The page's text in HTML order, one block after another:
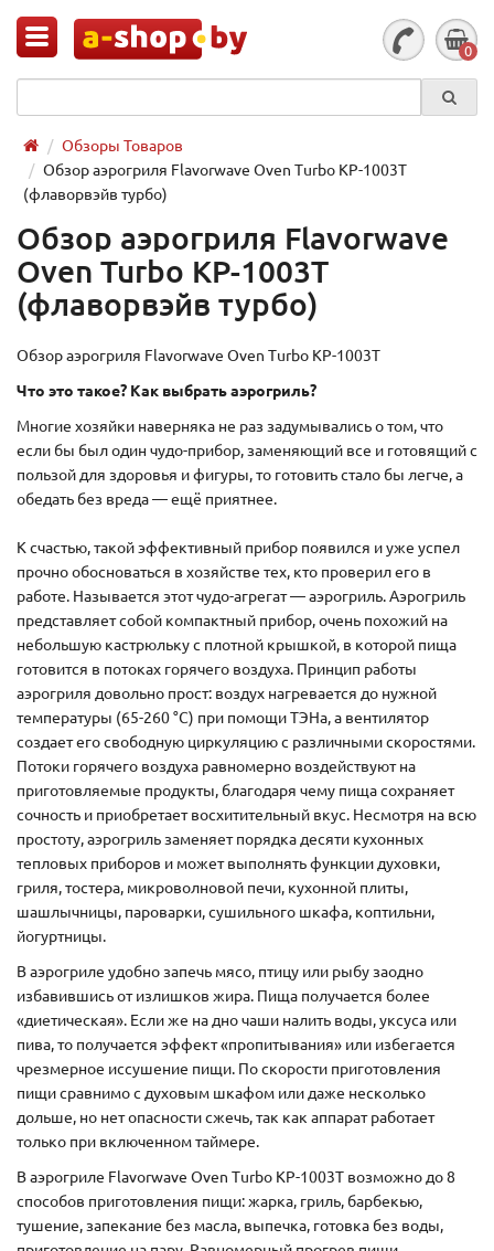
0
Обзоры Товаров
Обзор аэрогриля Flavorwave Oven Turbo KP-1003T
(флаворвэйв турбо)
Обзор аэрогриля Flavorwave
Oven Turbo KP-1003T
(флаворвэйв турбо)
Обзор аэрогриля Flavorwave Oven Turbo KP-1003T
Что это такое? Как выбрать аэрогриль?
Многие хозяйки наверняка не раз задумывались о том, что
если бы был один чудо-прибор, заменяющий все и готовящий с
пользой для здоровья и фигуры, то готовить стало бы легче, а
обедать без вреда — ещё приятнее.
К счастью, такой эффективный прибор появился и уже успел
прочно обосноваться в хозяйстве тех, кто проверил его в
работе. Называется этот чудо-агрегат — аэрогриль. Аэрогриль
представляет собой компактный прибор, очень похожий на
небольшую кастрюльку с плотной крышкой, в которой пища
готовится в потоках горячего воздуха. Принцип работы
аэрогриля довольно прост: воздух нагревается до нужной
температуры (65-260 °С) при помощи ТЭНа, а вентилятор
создает его свободную циркуляцию с различными скоростями.
Потоки горячего воздуха равномерно воздействуют на
приготовляемые продукты, благодаря чему пища сохраняет
сочность и приобретает восхитительный вкус. Несмотря на всю
простоту, аэрогриль заменяет порядка десяти кухонных
тепловых приборов и может выполнять функции духовки,
гриля, тостера, микроволновой печи, кухонной плиты,
шашлычницы, пароварки, сушильного шкафа, коптильни,
йогуртницы.
В аэрогриле удобно запечь мясо, птицу или рыбу заодно
избавившись от излишков жира. Пища получается более
«диетическая». Если же на дно чаши налить воды, уксуса или
пива, то получается эффект «пропитывания» или избегается
чрезмерное иссушение пищи. По скорости приготовления
пищи сравнимо с духовым шкафом или даже несколько
дольше, но нет опасности сжечь, так как аппарат работает
только при включенном таймере.
В аэрогриле Flavorwave Oven Turbo KP-1003T возможно до 8
способов приготовления пищи: жарка, гриль, барбекью,
тушение, запекание без масла, выпечка, готовка без воды,